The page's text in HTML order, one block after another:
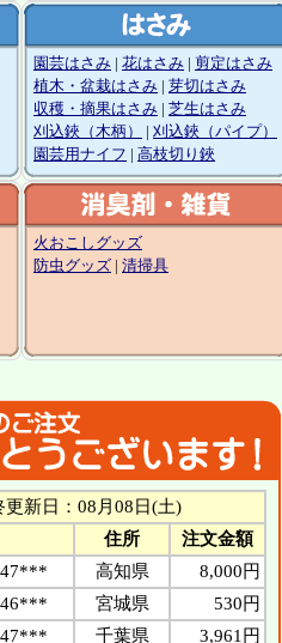
園芸はさみ 花はさみ
剪定はさみ
植木・盆栽はさみ
芽切はさみ
収穫・摘果はさみ
芝生はさみ
刈込鋏（木柄）
刈込鋏（パイプ）
園芸用ナイフ
高枝切り鋏
火おこしグッズ
防虫グッズ
清掃具